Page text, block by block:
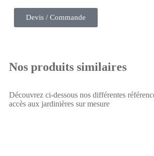
Devis / Commande
Nos produits similaires
Découvrez ci-dessous nos différentes
accès aux jardinières sur mesure